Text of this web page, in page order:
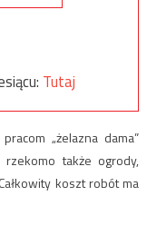
Tutaj
„żelazna dama”
także ogrody,
koszt robót ma